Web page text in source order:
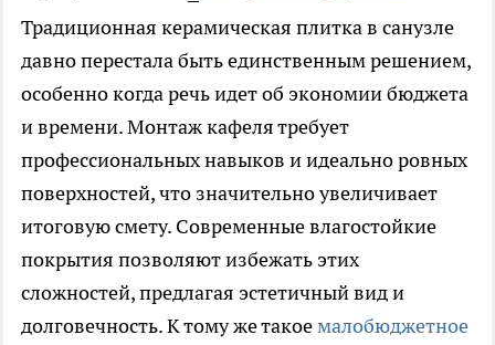
Традиционная керамическая плитка в санузле
давно перестала быть единственным решением,
особенно когда речь идет об экономии бюджета
и времени. Монтаж кафеля требует
профессиональных навыков и идеально ровных
поверхностей, что значительно увеличивает
итоговую смету. Современные влагостойкие
покрытия позволяют избежать этих
сложностей, предлагая эстетичный вид и
долговечность. К тому же такоемалобюджетное